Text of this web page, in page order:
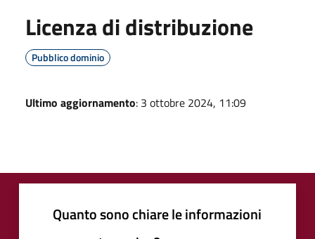
Licenza di distribuzione
Pubblico dominio
Ultimo aggiornamento: 3 ottobre 2024, 11:09
Quanto sono chiare le informazioni